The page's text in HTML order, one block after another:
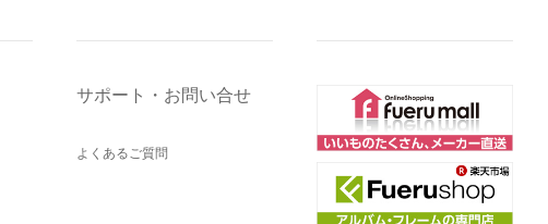
サポート・お問い合せ
よくあるご質問